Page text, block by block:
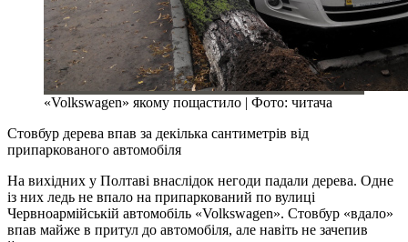
«Volkswagen» якому пощастило | Фото: читача
Стовбур дерева впав за декілька сантиметрів від
припаркованого автомобіля
На вихідних у Полтаві внаслідок негоди падали дерева. Одне
із них ледь не впало на припаркований по вулиці
Червноармійській автомобіль «Volkswagen». Стовбур «вдало»
впав майже в притул до автомобіля, але навіть не зачепив